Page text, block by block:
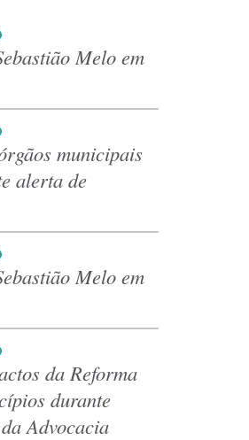
Melo em
municipais
alerta de
Melo em
da Reforma
durante
Advocacia